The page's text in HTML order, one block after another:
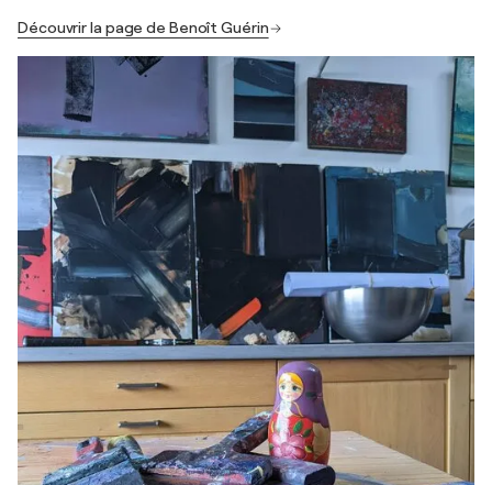
Découvrir la page de Benoît Guérin